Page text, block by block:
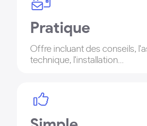
Pratique
Offre incluant des conseils,
technique, l'installation…